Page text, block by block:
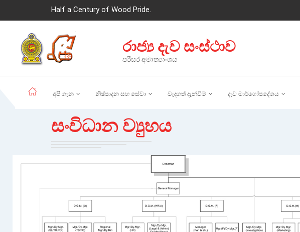
Half a Century of Wood Pride.
රාජ්‍ය දැව සංස්ථාව
පරිසර අමාත්‍යාංශය
අපි ගැන නිෂ්පාදන සහ සේවා වැදගත් දැන්වීම් දැව මාර්ගෝපදේශය
සංවිධාන ව්‍යුහය